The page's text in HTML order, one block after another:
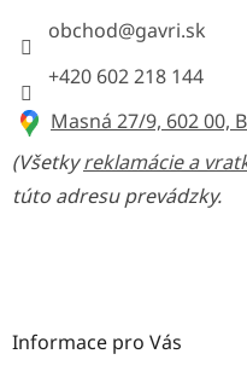
obchod@gavri.sk
+420 602 218 144
Masná 27/9, 602 00,
(Všetkyreklamácie a
túto adresu prevádzky.
Informace pro Vás